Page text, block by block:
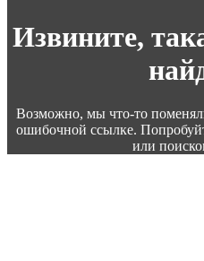
Извините,
Возможно, мы что-то
ошибочной ссылке.
или